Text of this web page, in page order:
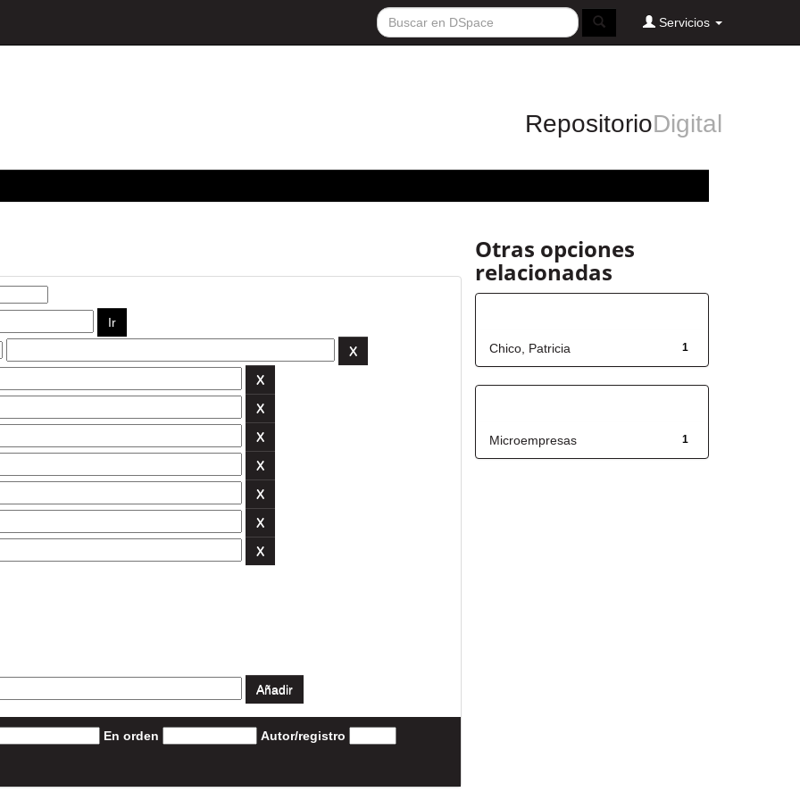
Servicios
RepositorioDigital
En orden Autor/registro
Otras opciones
relacionadas
1
Chico, Patricia
1
Microempresas